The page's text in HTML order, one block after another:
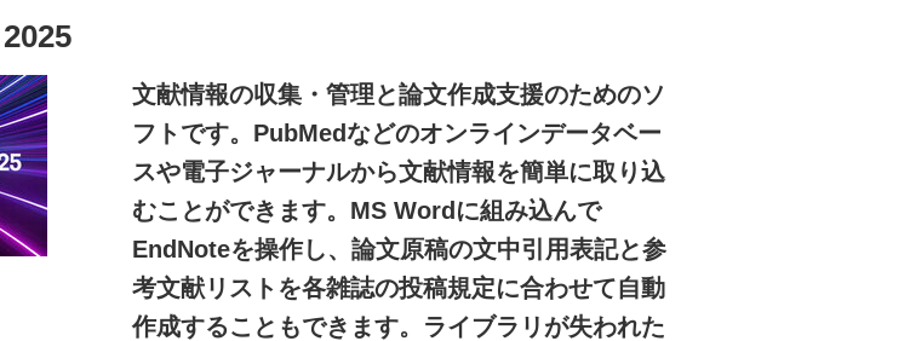
文献情報の収集・管理と論文作成支援のためのソ
フトです。PubMedなどのオンラインデータベー
スや電子ジャーナルから文献情報を簡単に取り込
むことができます。MS Wordに組み込んで
EndNoteを操作し、論文原稿の文中引用表記と参
考文献リストを各雑誌の投稿規定に合わせて自動
作成することもできます。ライブラリが失われた